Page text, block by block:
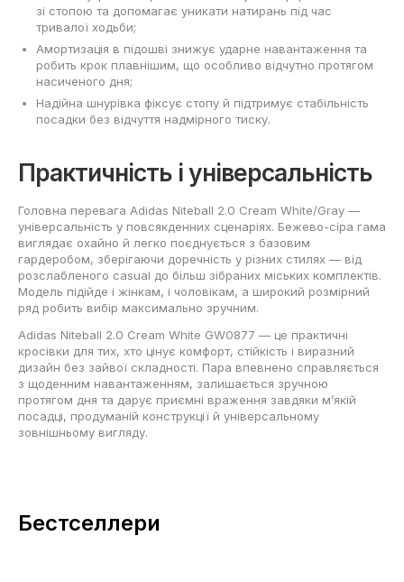
зі стопою та допомагає уникати натирань під час
тривалої ходьби;
Амортизація в підошві знижує ударне навантаження та
робить крок плавнішим, що особливо відчутно протягом
насиченого дня;
Надійна шнурівка фіксує стопу й підтримує стабільність
посадки без відчуття надмірного тиску.
Практичність і універсальність
Головна перевага Adidas Niteball 2.0 Cream White/Gray —
універсальність у повсякденних сценаріях. Бежево-сіра гама
виглядає охайно й легко поєднується з базовим
гардеробом, зберігаючи доречність у різних стилях — від
розслабленого casual до більш зібраних міських комплектів.
Модель підійде і жінкам, і чоловікам, а широкий розмірний
ряд робить вибір максимально зручним.
Adidas Niteball 2.0 Cream White GW0877 — це практичні
кросівки для тих, хто цінує комфорт, стійкість і виразний
дизайн без зайвої складності. Пара впевнено справляється
з щоденним навантаженням, залишається зручною
протягом дня та дарує приємні враження завдяки м’якій
посадці, продуманій конструкції й універсальному
зовнішньому вигляду.
Бестселлери